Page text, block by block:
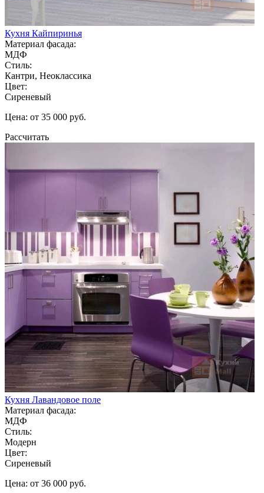
Кухня Кайпиринья
Материал фасада:
МДФ
Стиль:
Кантри, Неоклассика
Цвет:
Сиреневый
Цена: от 35 000 руб.
Рассчитать
Кухня Лавандовое поле
Материал фасада:
МДФ
Стиль:
Модерн
Цвет:
Сиреневый
Цена: от 36 000 руб.